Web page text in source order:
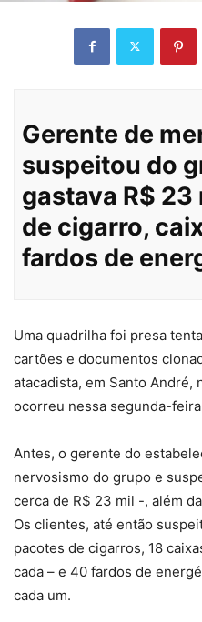
Gerente de
suspeitou do
gastava R$
de cigarro,
fardos de
Uma quadrilha foi presa
cartões e documentos
atacadista, em Santo André,
ocorreu nessa segunda-
Antes, o gerente do
nervosismo do grupo e
cerca de R$ 23 mil -, além
Os clientes, até então
pacotes de cigarros, 18
cada – e 40 fardos de
cada um.